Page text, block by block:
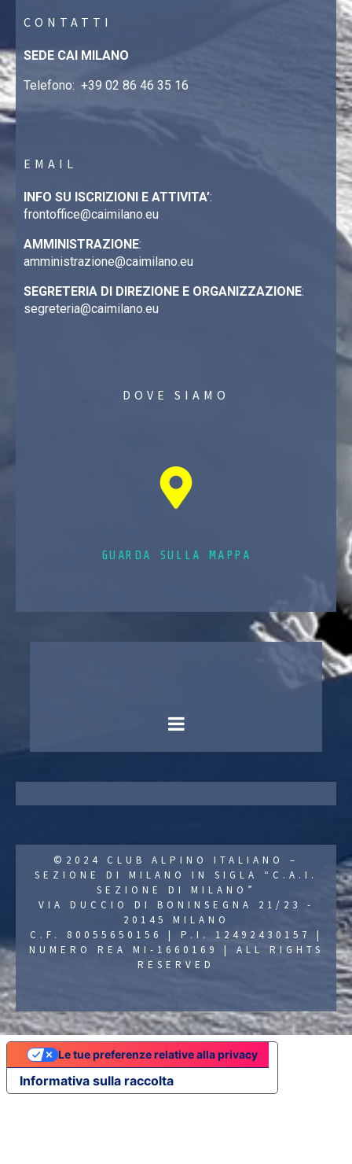
CONTATTI
SEDE CAI MILANO
Telefono: +39 02 86 46 35 16
EMAIL
INFO SU ISCRIZIONI E ATTIVITA’:
frontoffice@caimilano.eu
AMMINISTRAZIONE:
amministrazione@caimilano.eu
SEGRETERIA DI DIREZIONE E ORGANIZZAZIONE:
segreteria@caimilano.eu
DOVE SIAMO
GUARDA SULLA MAPPA
©2024 CLUB ALPINO ITALIANO –
SEZIONE DI MILANO IN SIGLA “C.A.I.
SEZIONE DI MILANO”
VIA DUCCIO DI BONINSEGNA 21/23 -
20145 MILANO
C.F. 80055650156 | P.I. 12492430157 |
NUMERO REA MI-1660169 | ALL RIGHTS
RESERVED
Informativa sulla raccolta
Le tue preferenze relative alla privacy